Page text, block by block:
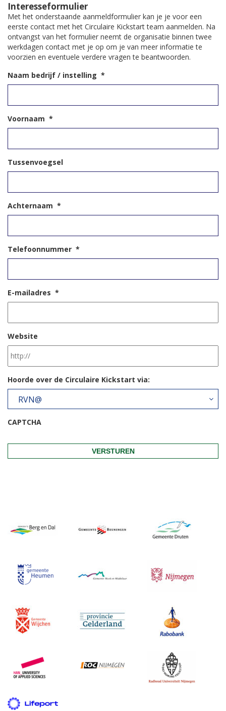
Interesseformulier
Met het onderstaande aanmeldformulier kan je je voor een
eerste contact met het Circulaire Kickstart team aanmelden. Na
ontvangst van het formulier neemt de organisatie binnen twee
werkdagen contact met je op om je van meer informatie te
voorzien en eventuele verdere vragen te beantwoorden.
Naam bedrijf / instelling *
Voornaam *
Tussenvoegsel
Achternaam *
Telefoonnummer *
E-mailadres *
Website
Hoorde over de Circulaire Kickstart via:
RVN@
CAPTCHA